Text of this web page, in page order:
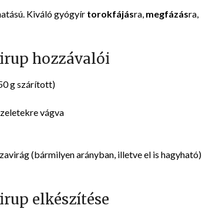
Kiváló gyógyír torokfájásra, megfázásra,
hozzávalói
g szárított)
vágva
(bármilyen arányban, illetve el is hagyható)
elkészítése